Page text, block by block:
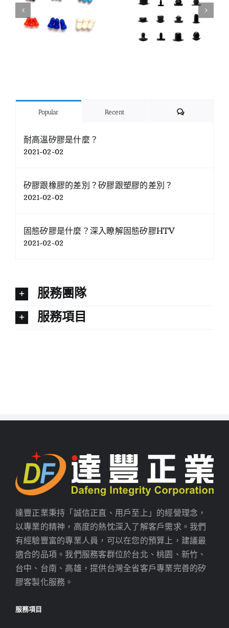
Popular Recent Comments
耐高溫矽膠是什麼？
2021-02-02
矽膠跟橡膠的差別？矽膠跟塑膠的差別？
2021-02-02
固態矽膠是什麼？深入瞭解固態矽膠HTV
2021-02-02
服務團隊
服務項目
達豐正業秉持「誠信正直、用戶至上」的經營理念，
以專業的精神，高度的熱忱深入了解客戶需求。我們
有經驗豐富的專業人員，可以在您的預算上，建議最
適合的品項。我們服務客群位於台北、桃園、新竹、
台中、台南、高雄，提供台灣全省客戶專業完善的矽
膠客製化服務。
服務項目